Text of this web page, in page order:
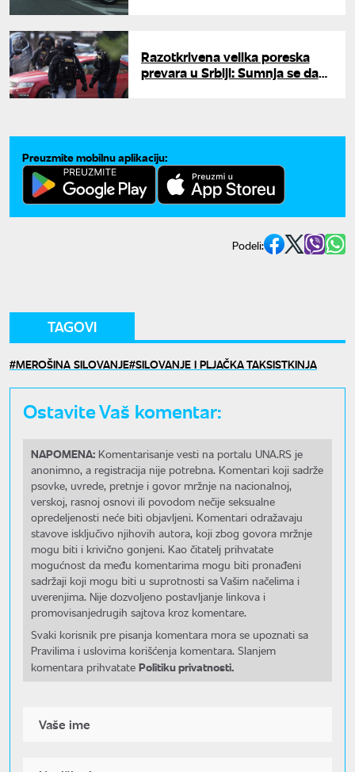
Razotkrivena velika poreska
prevara u Srbiji: Sumnja se da
Preuzmite mobilnu aplikaciju:
Podeli:
TAGOVI
MEROŠINA SILOVANJE SILOVANJE I PLJAČKA TAKSISTKINJA
Ostavite Vaš komentar:
NAPOMENA: Komentarisanje vesti na portalu UNA.RS je
anonimno, a registracija nije potrebna. Komentari koji sadrže
psovke, uvrede, pretnje i govor mržnje na nacionalnoj,
verskoj, rasnoj osnovi ili povodom nečije seksualne
opredeljenosti neće biti objavljeni. Komentari odražavaju
stavove isključivo njihovih autora, koji zbog govora mržnje
mogu biti i krivično gonjeni. Kao čitatelj prihvatate
mogućnost da među komentarima mogu biti pronađeni
sadržaji koji mogu biti u suprotnosti sa Vašim načelima i
uverenjima. Nije dozvoljeno postavljanje linkova i
promovisanjedrugih sajtova kroz komentare.
Svaki korisnik pre pisanja komentara mora se upoznati sa
Pravilima i uslovima korišćenja komentara. Slanjem
komentara prihvatate Politiku privatnosti.